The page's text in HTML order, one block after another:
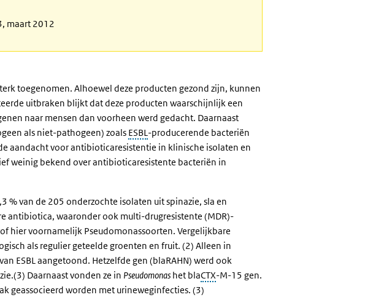
maart 2012
toegenomen. Alhoewel deze producten gezond zijn, kunnen
uitbraken blijkt dat deze producten waarschijnlijk een
naar mensen dan voorheen werd gedacht. Daarnaast
als niet-pathogeen) zoals ESBL-producerende bacteriën
aandacht voor antibioticaresistentie in klinische isolaten en
weinig bekend over antibioticaresistente bacteriën in
% van de 205 onderzochte isolaten uit spinazie, sla en
antibiotica, waaronder ook multi-drugresistente (MDR)-
hier voornamelijk Pseudomonassoorten. Vergelijkbare
als regulier geteelde groenten en fruit. (2) Alleen in
ESBL aangetoond. Hetzelfde gen (blaRAHN) werd ook
Daarnaast vonden ze in Pseudomonas het blaCTX-M-15 gen.
geassocieerd worden met urineweginfecties. (3)